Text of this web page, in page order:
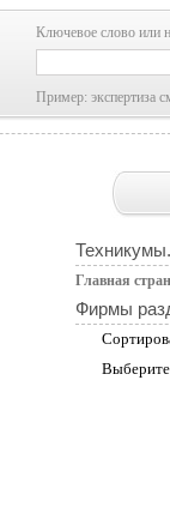
Ключевое слово или
Пример: экспертиза
Главная
Фирмы